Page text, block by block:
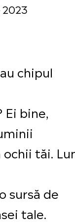
2023
chipul
Ei bine,
tăi.
sursă de
tale.